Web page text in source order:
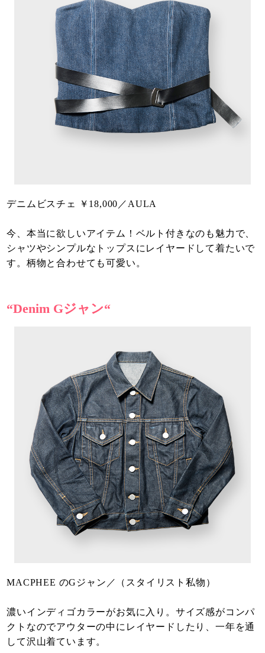
デニムビスチェ ￥18,000／AULA
今、本当に欲しいアイテム！ベルト付きなのも魅力で、
シャツやシンプルなトップスにレイヤードして着たいで
す。柄物と合わせても可愛い。
“Denim Gジャン“
MACPHEE のGジャン／（スタイリスト私物）
濃いインディゴカラーがお気に入り。サイズ感がコンパ
クトなのでアウターの中にレイヤードしたり、一年を通
して沢山着ています。